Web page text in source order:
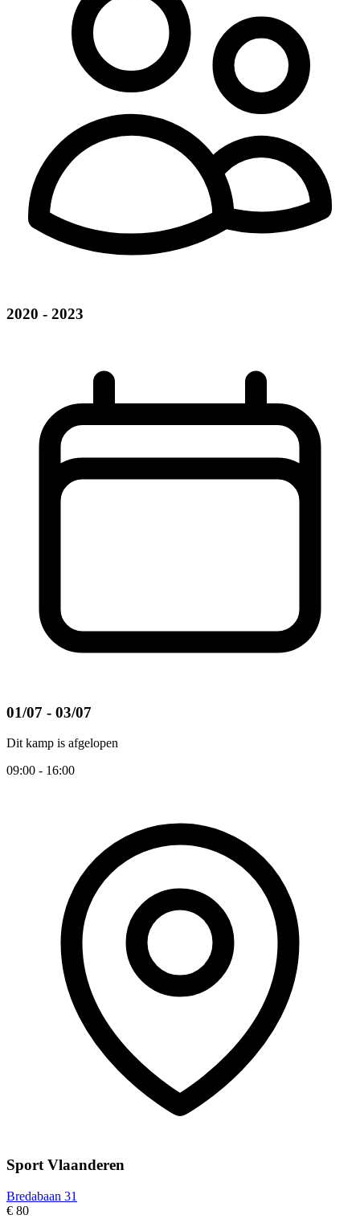
2020 - 2023
01/07 - 03/07
Dit kamp is afgelopen
09:00 - 16:00
Sport Vlaanderen
Bredabaan 31
€ 80